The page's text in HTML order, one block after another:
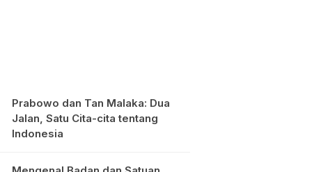
Prabowo dan Tan Malaka: Dua
Jalan, Satu Cita-cita tentang
Indonesia